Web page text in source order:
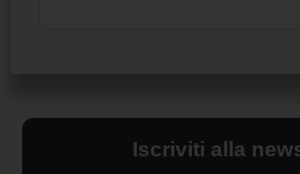
Iscriviti alla